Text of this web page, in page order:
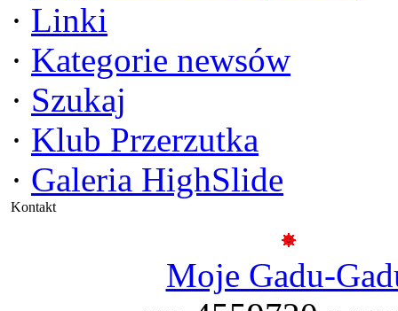
· Linki
· Kategorie newsów
· Szukaj
· Klub Przerzutka
· Galeria HighSlide
Kontakt
Moje Gadu-